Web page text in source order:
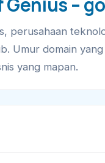
perusahaan
Umur domain
yang mapan.